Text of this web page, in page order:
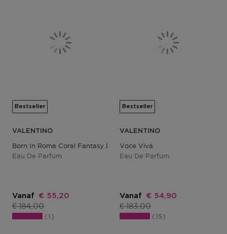
Bestseller
VALENTINO
Born In Roma Coral Fantasy Donna
Eau De Parfum
Vanaf Kortingsprijs
€ 55,20
Productprijs
€ 184,00
1
Bestseller
VALENTINO
Voce Viva
Eau De Parfum
Vanaf Kortingsprijs
€ 54,90
Productprijs
€ 183,00
15